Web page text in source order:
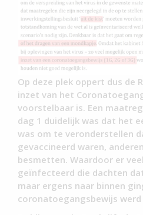
Op deze plek oppert dus de
inzet van het
voorstelbaar is. Een
dag 1 duidelijk was dat het
was om te veronderstellen
gevaccineerd waren,
besmetten. Waardoor er
geïnfecteerd die dachten
maar ergens naar binnen
coronatoegangsbewijs